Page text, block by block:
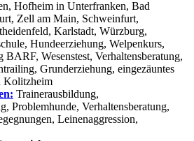
Hofheim in Unterfranken, Bad
Zell am Main, Schweinfurt,
Karlstadt, Würzburg,
Hundeerziehung, Welpenkurs,
BARF, Wesenstest, Verhaltensberatung,
Grunderziehung, eingezäuntes
Kolitzheim
Trainerausbildung,
Problemhunde, Verhaltensberatung,
Leinenaggression,